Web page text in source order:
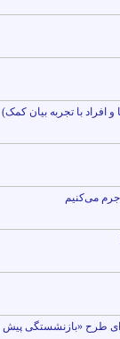
با تجربه بیان کمک)
جرم می‌کنیم